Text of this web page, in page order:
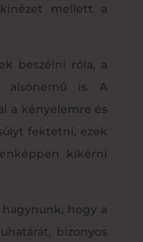
mellett a
beszélni róla, a
alsónemű is. A
a kényelemre és
fektetni, ezek
kikérni
hogy a
bizonyos